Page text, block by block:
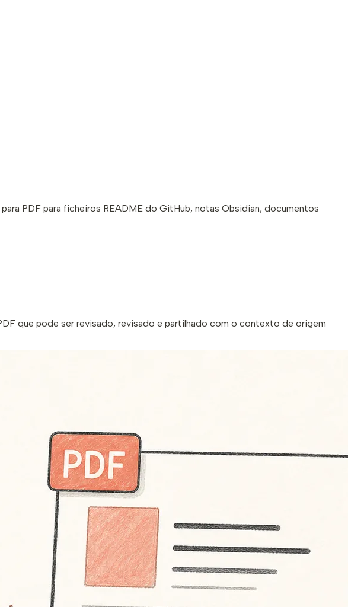
PDF para ficheiros README do GitHub, notas Obsidian, documentos
que pode ser revisado, revisado e partilhado com o contexto de origem